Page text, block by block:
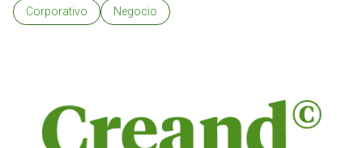
Corporativo Negocio